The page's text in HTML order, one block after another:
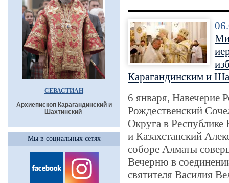
СЕВАСТИАН
Архиепископ Карагандинский и
Шахтинский
Мы в социальных сетях
Карагандинским и
6 января, Навечерие
Рождественский
Округа в Республике
и Казахстанский
соборе Алматы
Вечерню в
святителя Василия